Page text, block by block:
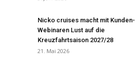
Nicko cruises macht mit Kunden-
Webinaren Lust auf die
Kreuzfahrtsaison 2027/28
21. Mai 2026